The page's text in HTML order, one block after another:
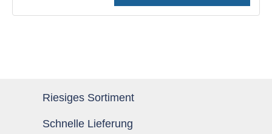
Riesiges Sortiment
Schnelle Lieferung